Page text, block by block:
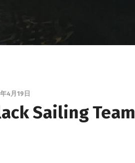
4月19日
Sailing Team